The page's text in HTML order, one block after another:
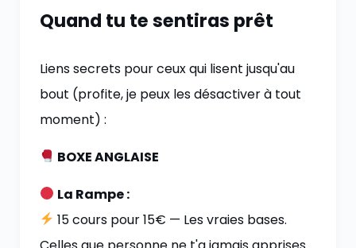
Quand tu te sentiras prêt
Liens secrets pour ceux qui lisent jusqu'au
bout (profite, je peux les désactiver à tout
moment) :
BOXE ANGLAISE
La Rampe :
15 cours pour 15€ — Les vraies bases.